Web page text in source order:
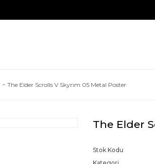
The Elder Scrolls V Skyrim 05 Metal Poster
The Elder
Stok Kodu